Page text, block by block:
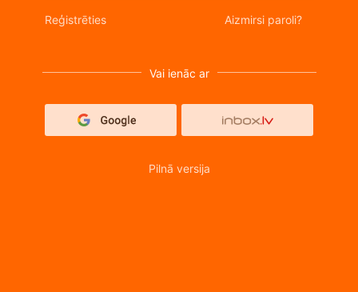
Reģistrēties Aizmirsi paroli?
Vai ienāc ar
Pilnā versija